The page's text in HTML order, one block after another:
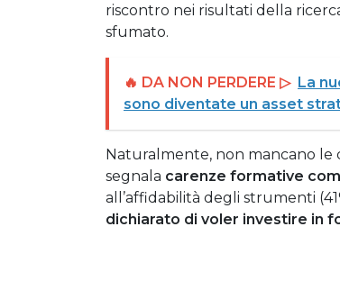
riscontro nei risultati della
sfumato.
🔥 DA NON PERDERE ▷ La
sono diventate un asset
Naturalmente, non mancano le
segnala carenze formative
all’affidabilità degli strumenti
dichiarato di voler investire in